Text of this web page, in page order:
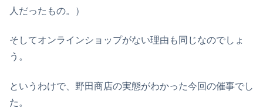
人だったもの。）
そしてオンラインショップがない理由も同じなのでしょ
う。
というわけで、野田商店の実態がわかった今回の催事でし
た。